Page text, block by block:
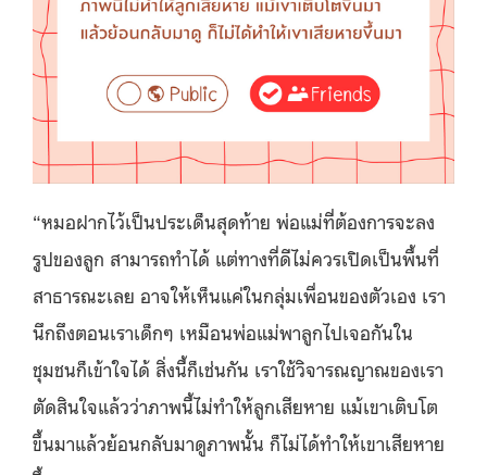
“หมอฝากไว้เป็นประเด็นสุดท้าย พ่อแม่ที่ต้องการจะลง
รูปของลูก สามารถทำได้ แต่ทางที่ดีไม่ควรเปิดเป็นพื้นที่
สาธารณะเลย อาจให้เห็นแค่ในกลุ่มเพื่อนของตัวเอง เรา
นึกถึงตอนเราเด็กๆ เหมือนพ่อแม่พาลูกไปเจอกันใน
ชุมชนก็เข้าใจได้ สิ่งนี้ก็เช่นกัน เราใช้วิจารณญาณของเรา
ตัดสินใจแล้วว่าภาพนี้ไม่ทำให้ลูกเสียหาย แม้เขาเติบโต
ขึ้นมาแล้วย้อนกลับมาดูภาพนั้น ก็ไม่ได้ทำให้เขาเสียหาย